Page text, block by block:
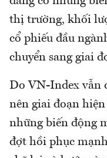
thị trường, khối
cổ phiếu đầu
chuyển sang giai
Do VN-Index vẫn
nên giai đoạn
những biến động
đợt hồi phục